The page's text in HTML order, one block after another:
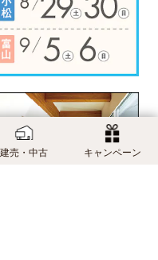
建売・中古 キャンペーン